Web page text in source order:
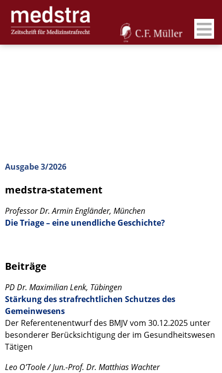
Ausgabe 3/2026
medstra-statement
Professor Dr. Armin Engländer, München
Die Triage – eine unendliche Geschichte?
Beiträge
PD Dr. Maximilian Lenk, Tübingen
Stärkung des strafrechtlichen Schutzes des
Gemeinwesens
Der Referentenentwurf des BMJV vom 30.12.2025 unter
besonderer Berücksichtigung der im Gesundheitswesen
Tätigen
Leo O’Toole / Jun.-Prof. Dr. Matthias Wachter